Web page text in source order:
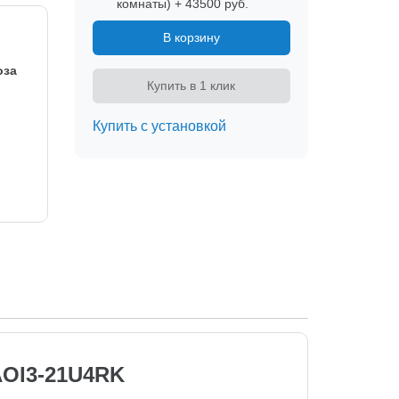
комнаты) + 43500 руб.
В корзину
Купить в 1 клик
Купить с установкой
21U4RK